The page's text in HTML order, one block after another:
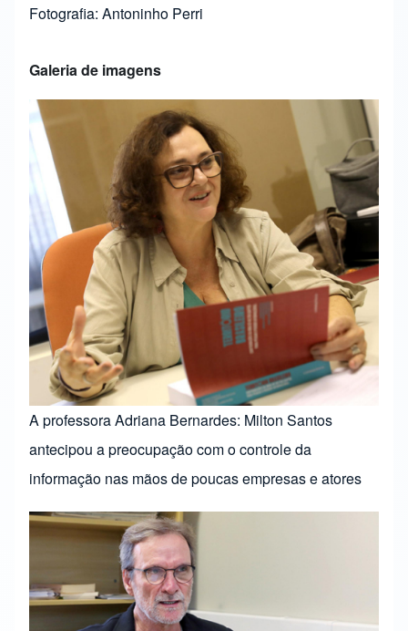
Fotografia: Antoninho Perri
Galeria de imagens
A professora Adriana Bernardes: Milton Santos
antecipou a preocupação com o controle da
informação nas mãos de poucas empresas e atores